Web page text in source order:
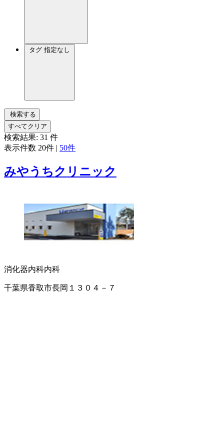
タグ 指定なし
検索する
すべてクリア
検索結果: 31 件
表示件数 20件 | 50件
みやうちクリニック
消化器内科内科
千葉県香取市長岡１３０４－７